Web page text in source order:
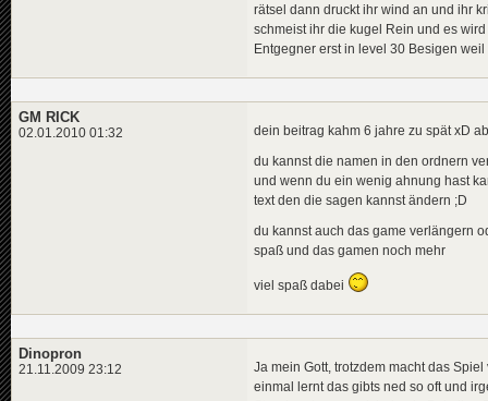
rätsel dann druckt ihr wind an und ihr
schmeist ihr die kugel Rein und es
Entgegner erst in level 30
GM RICK
02.01.2010 01:32 dein beitrag kahm 6 jahre zu spät xD
du kannst die namen in den ordnern
und wenn du ein wenig ahnung hast
text den die sagen kannst ändern ;D
du kannst auch das game verlängern
spaß und das gamen noch mehr
viel spaß dabei
Dinopron
21.11.2009 23:12
Ja mein Gott, trotzdem macht das
einmal lernt das gibts ned so oft und